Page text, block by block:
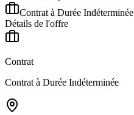
Contrat à Durée Indéterminée
Détails de l'offre
Contrat
Contrat à Durée Indéterminée